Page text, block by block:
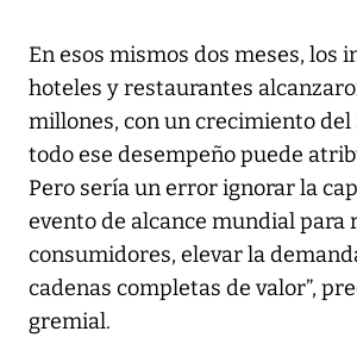
En esos mismos dos meses, los
hoteles y restaurantes
millones, con un crecimiento del
todo ese desempeño puede
Pero sería un error ignorar la
evento de alcance mundial para
consumidores, elevar la
cadenas completas de valor”,
gremial.